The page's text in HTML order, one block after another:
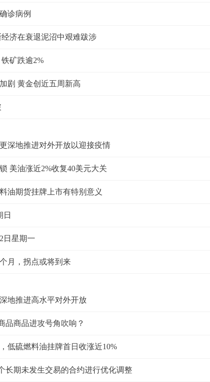
诊病例
济在衰退泥沼中艰难跋涉
矿跌逾2%
剧 黄金创近五周新高
深地推进对外开放以迎接疫情
美油涨近2%收复40美元大关
油期货挂牌上市有特别意义
日
日星期一
月，拐点或将到来
地推进高水平对外开放
品商品进攻号角吹响？
低硫燃料油挂牌首日收涨近10%
长期未发生交易的合约进行优化调整